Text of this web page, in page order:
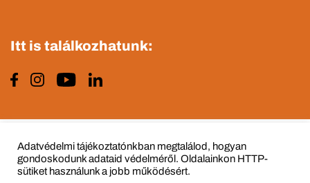
Itt is találkozhatunk:
Impresszum Adatvédelmi tájékoztató
Adatvédelmi tájékoztatónkban megtalálod, hogyan
gondoskodunk adataid védelméről. Oldalainkon HTTP-
sütiket használunk a jobb működésért.